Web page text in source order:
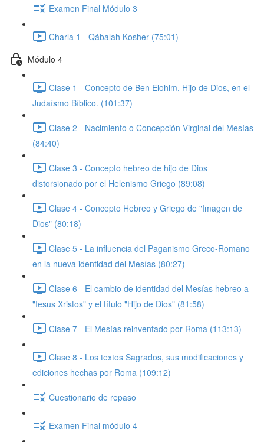
Examen Final Módulo 3
Charla 1 - Qábalah Kosher (75:01)
Módulo 4
Clase 1 - Concepto de Ben Elohim, Hijo de Dios, en el
Judaísmo Bíblico. (101:37)
Clase 2 - Nacimiento o Concepción Virginal del Mesías
(84:40)
Clase 3 - Concepto hebreo de hijo de Dios
distorsionado por el Helenismo Griego (89:08)
Clase 4 - Concepto Hebreo y Griego de "Imagen de
Dios" (80:18)
Clase 5 - La influencia del Paganismo Greco-Romano
en la nueva identidad del Mesías (80:27)
Clase 6 - El cambio de identidad del Mesías hebreo a
"Iesus Xristos" y el título "Hijo de Dios" (81:58)
Clase 7 - El Mesías reinventado por Roma (113:13)
Clase 8 - Los textos Sagrados, sus modificaciones y
ediciones hechas por Roma (109:12)
Cuestionario de repaso
Examen Final módulo 4